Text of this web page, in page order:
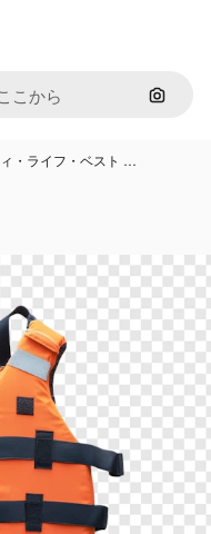
画像で
・ライフ・ベスト …